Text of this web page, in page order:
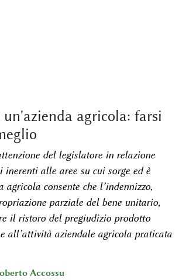
agricola: farsi
del legislatore in relazione
alle aree su cui sorge ed è
agricola consente che l’indennizzo,
parziale del bene unitario,
il ristoro del pregiudizio prodotto
all’attività aziendale agricola praticata
Accossu